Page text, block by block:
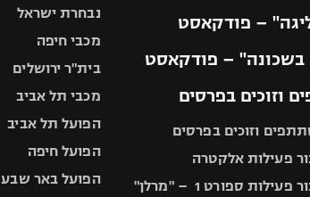
– פודקאסט
בשכונה" – פודקאסט
וזוכים בפרסים
וזוכים בפרסים
פעילות אלקטרה
ספורט 1 – "מרלן"
נבחרת ישראל
מכבי חיפה
בית"ר ירושלים
מכבי תל אביב
הפועל תל אביב
הפועל חיפה
הפועל באר שבע